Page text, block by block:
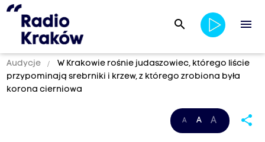
search menu
Audycje
W Krakowie rośnie judaszowiec, którego liście
przypominają srebrniki i krzew, z którego zrobiona była
korona cierniowa
A A A share